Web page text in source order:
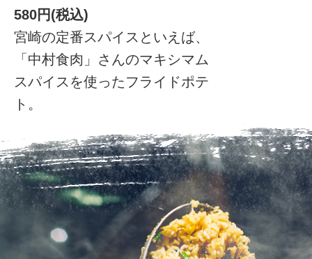
580円(税込)
宮崎の定番スパイスといえば、
「中村食肉」さんのマキシマム
スパイスを使ったフライドポテ
ト。